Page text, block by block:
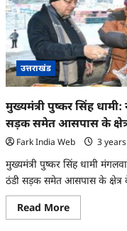
उत्तराखंड
मुख्यमंत्री पुष्कर सिंह
सड़क समेत आसपास के
Fark India Web 3
मुख्यमंत्री पुष्कर सिंह धामी
ठंडी सड़क समेत आसपास के क्षेत्र
Read MoreRead
more